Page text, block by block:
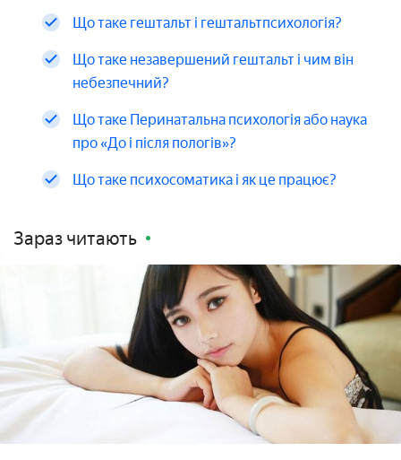
Що таке гештальт і гештальтпсихологія?
Що таке незавершений гештальт і чим він
небезпечний?
Що таке Перинатальна психологія або наука
про «До і після пологів»?
Що таке психосоматика і як це працює?
Зараз читають